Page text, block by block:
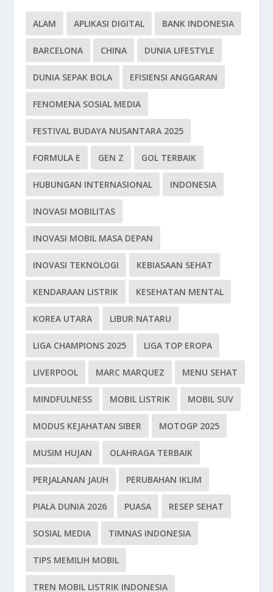
ALAM APLIKASI DIGITAL BANK INDONESIA
BARCELONA CHINA DUNIA LIFESTYLE
DUNIA SEPAK BOLA EFISIENSI ANGGARAN
FENOMENA SOSIAL MEDIA
FESTIVAL BUDAYA NUSANTARA 2025
FORMULA E GEN Z GOL TERBAIK
HUBUNGAN INTERNASIONAL INDONESIA
INOVASI MOBILITAS
INOVASI MOBIL MASA DEPAN
INOVASI TEKNOLOGI KEBIASAAN SEHAT
KENDARAAN LISTRIK KESEHATAN MENTAL
KOREA UTARA LIBUR NATARU
LIGA CHAMPIONS 2025 LIGA TOP EROPA
LIVERPOOL MARC MARQUEZ MENU SEHAT
MINDFULNESS MOBIL LISTRIK MOBIL SUV
MODUS KEJAHATAN SIBER MOTOGP 2025
MUSIM HUJAN OLAHRAGA TERBAIK
PERJALANAN JAUH PERUBAHAN IKLIM
PIALA DUNIA 2026 PUASA RESEP SEHAT
SOSIAL MEDIA TIMNAS INDONESIA
TIPS MEMILIH MOBIL
TREN MOBIL LISTRIK INDONESIA